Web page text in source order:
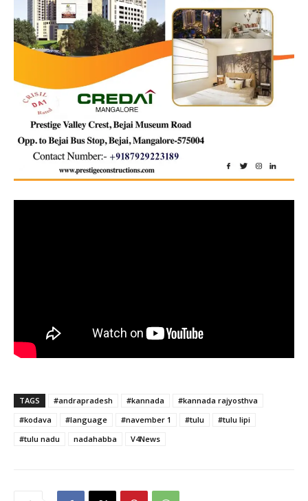
TAGS #andrapradesh #kannada
#kannada rajyosthva
#kodava
#language #navember 1 #tulu
#tulu lipi
#tulu nadu
nadahabba V4News